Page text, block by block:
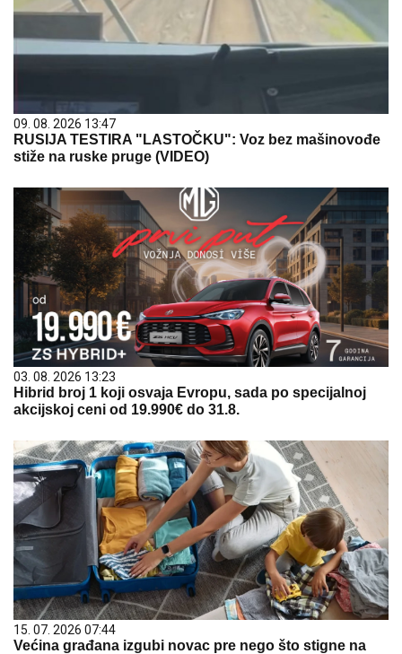
09. 08. 2026 13:47
RUSIJA TESTIRA "LASTOČKU": Voz bez mašinovođe
stiže na ruske pruge (VIDEO)
03. 08. 2026 13:23
Hibrid broj 1 koji osvaja Evropu, sada po specijalnoj
akcijskoj ceni od 19.990€ do 31.8.
15. 07. 2026 07:44
Većina građana izgubi novac pre nego što stigne na